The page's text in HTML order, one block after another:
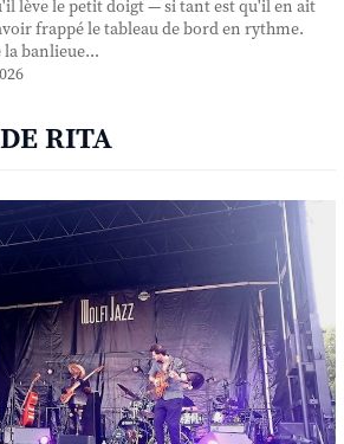
lève le petit doigt — si tant est qu'il en ait
frappé le tableau de bord en rythme.
banlieue...
RITA